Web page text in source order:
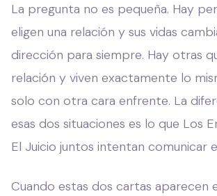
La pregunta no es pequeña. Hay
eligen una relación y sus vidas
dirección para siempre. Hay otras
relación y viven exactamente lo
solo con otra cara enfrente. La
esas dos situaciones es lo que Los
El Juicio juntos intentan comunicar
Cuando estas dos cartas aparecen